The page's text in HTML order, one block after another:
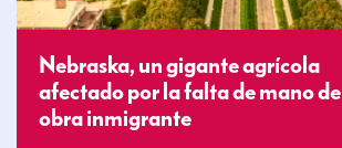
Nebraska, un gigante agrícola
afectado por la falta de mano de
obra inmigrante